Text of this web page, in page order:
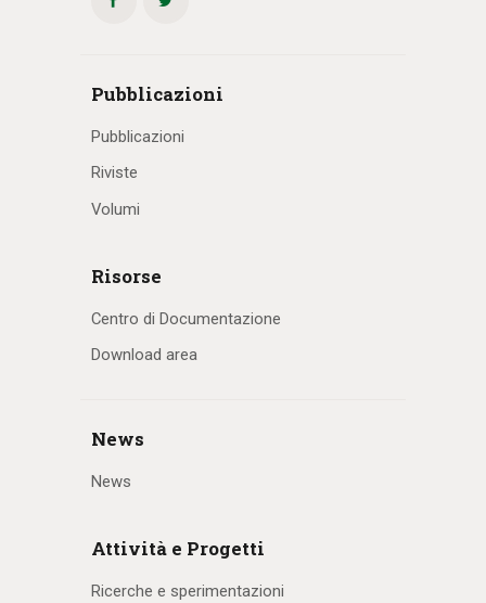
Pubblicazioni
Pubblicazioni
Riviste
Volumi
Risorse
Centro di Documentazione
Download area
News
News
Attività e Progetti
Ricerche e sperimentazioni